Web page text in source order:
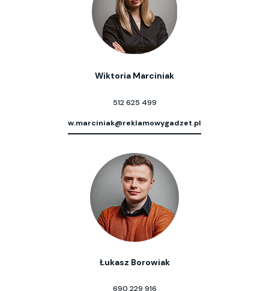
Wiktoria Marciniak
512 625 499
w.marciniak@reklamowygadzet.pl
Łukasz Borowiak
690 229 916